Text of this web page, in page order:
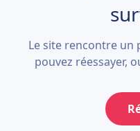
Le site rencontre un
pouvez réessayer,